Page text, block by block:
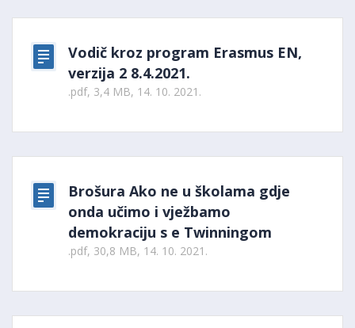
Vodič kroz program Erasmus EN,
verzija 2 8.4.2021.
.pdf, 3,4 MB, 14. 10. 2021.
Brošura Ako ne u školama gdje
onda učimo i vježbamo
demokraciju s e Twinningom
.pdf, 30,8 MB, 14. 10. 2021.